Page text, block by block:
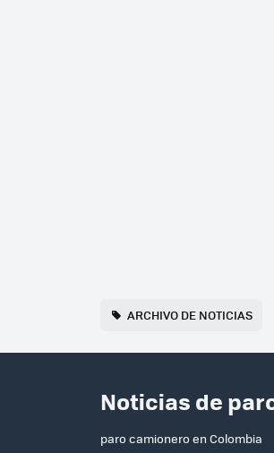
ARCHIVO DE NOTICIAS
Noticias de
paro camionero en Colombia